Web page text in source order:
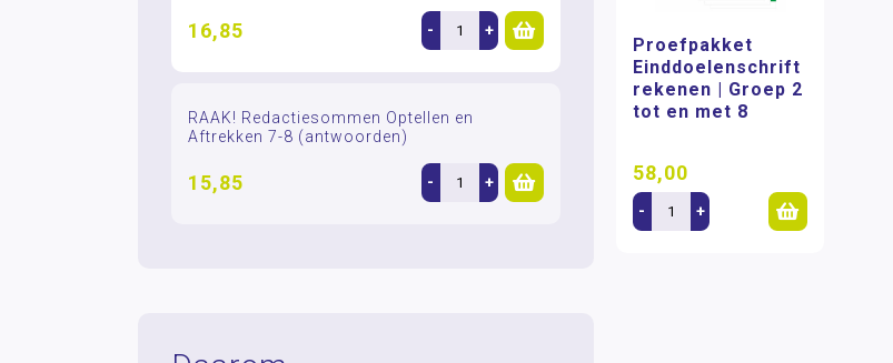
16,85 - +
RAAK! Redactiesommen Optellen en
Aftrekken 7-8 (antwoorden)
15,85 - +
Proefpakket
Einddoelenschrift
rekenen | Groep 2
tot en met 8
58,00
- +